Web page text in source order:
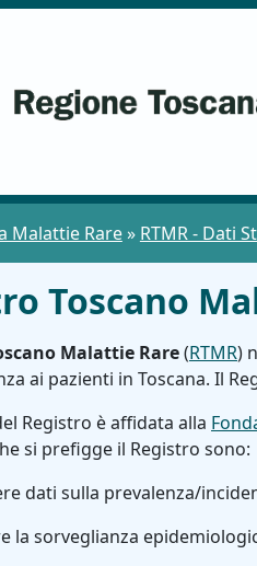
Malattie Rare» RTMR - Dati
Toscano
Malattie Rare(RTMR)
ai pazienti in Toscana. Il
Registro è affidata alla
si prefigge il Registro sono:
dati sulla prevalenza/
la sorveglianza